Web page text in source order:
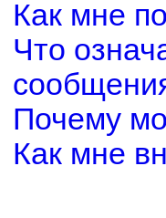
Как мне
Что
Почему
Как мне